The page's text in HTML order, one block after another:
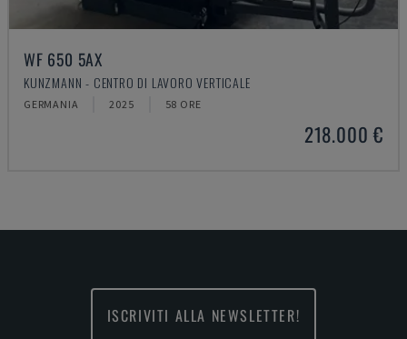
WF 650 5AX
KUNZMANN - CENTRO DI LAVORO VERTICALE
GERMANIA 2025 58 ORE
218.000 €
ISCRIVITI ALLA NEWSLETTER!